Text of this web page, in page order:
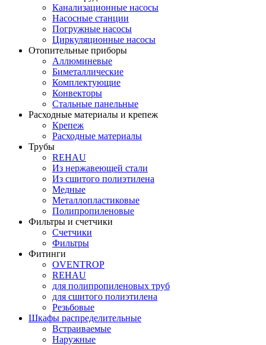
Канализационные насосы
Насосные станции
Погружные насосы
Циркуляционные насосы
Отопительные приборы
Аллюминевые
Биметаллические
Комплектующие
Конвекторы
Стальные панельные
Расходные материалы и крепеж
Крепеж
Расходные материалы
Трубы
REHAU
Из нержавеющей стали
Из сшитого полиэтилена
Медные
Металлопластиковые
Полипропиленовые
Фильтры и счетчики
Счетчики
Фильтры
Фитинги
OVENTROP
REHAU
для полипропиленовых труб
для сшитого полиэтилена
Резьбовые
Шкафы распределительные
Встраиваемые
Наружные